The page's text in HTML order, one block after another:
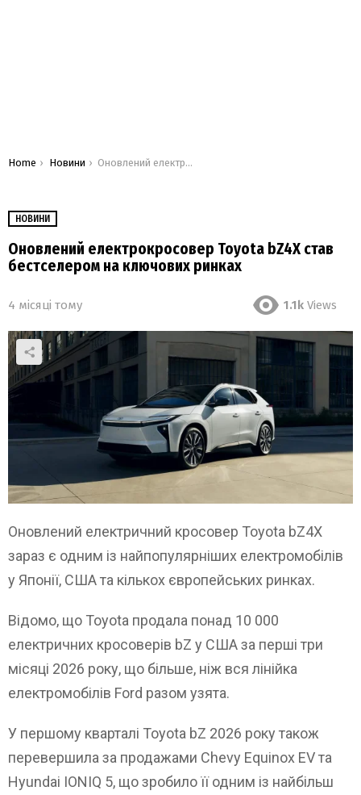
You are here:
Home Новини Оновлений електрокросовер Toyota bZ4X став бестселером на ключових ринках
НОВИНИ
Оновлений електрокросовер Toyota bZ4X став
бестселером на ключових ринках
4 місяці тому 1.1k Views
Оновлений електричний кросовер Toyota bZ4X
зараз є одним із найпопулярніших електромобілів
у Японії, США та кількох європейських ринках.
Відомо, що Toyota продала понад 10 000
електричних кросоверів bZ у США за перші три
місяці 2026 року, що більше, ніж вся лінійка
електромобілів Ford разом узята.
У першому кварталі Toyota bZ 2026 року також
перевершила за продажами Chevy Equinox EV та
Hyundai IONIQ 5, що зробило її одним із найбільш